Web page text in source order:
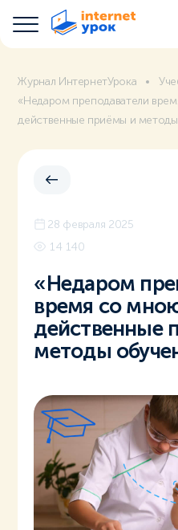
Журнал ИнтернетУрока
«Недаром преподаватели
действенные приёмы и
28 февраля 2025
14 140
«Недаром
время со
действенные
методы